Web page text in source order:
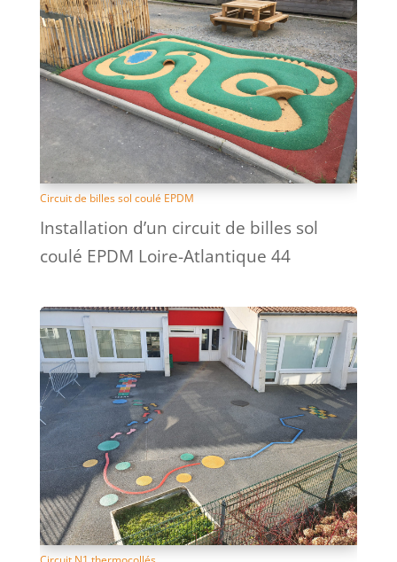
Circuit de billes sol coulé EPDM
Installation d’un circuit de billes sol
coulé EPDM Loire-Atlantique 44